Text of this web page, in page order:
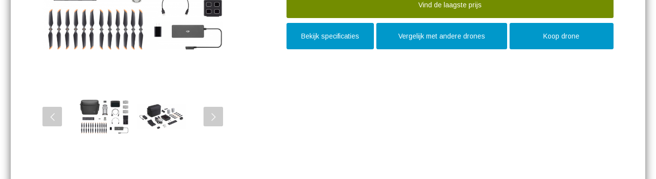
De Smart Controller zorgt voor een intuïtieve en probleemloze bediening van de DJI Air 2S. Met het
De ergonomische vormgeving en ingebouwde luidsprekers verbeteren het comfort en de gebruiksvriendelijkheid
aanzienlijk.
Vind de laagste prijs
Bekijk specificaties Vergelijk met andere drones Koop drone